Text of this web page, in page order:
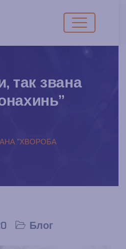
так звана
“ХВОРОБА
Блог